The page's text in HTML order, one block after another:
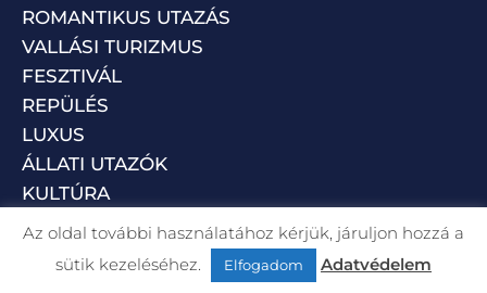
ROMANTIKUS UTAZÁS
VALLÁSI TURIZMUS
FESZTIVÁL
REPÜLÉS
LUXUS
ÁLLATI UTAZÓK
KULTÚRA
Az oldal további használatához kérjük, járuljon hozzá a
sütik kezeléséhez.
Elfogadom Adatvédelem